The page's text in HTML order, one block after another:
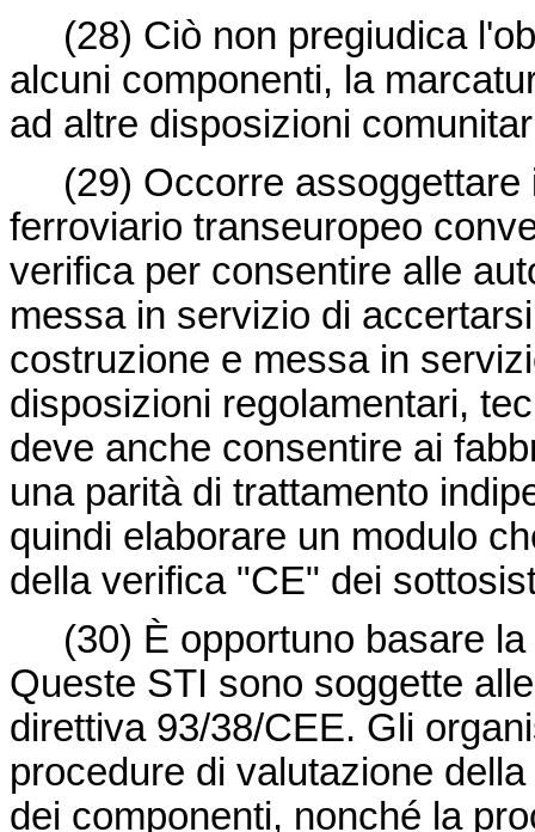
(28) Ciò non pregiudica
alcuni componenti, la
ad altre disposizioni
(29) Occorre
ferroviario transeuropeo
verifica per consentire alle
messa in servizio di
costruzione e messa in
disposizioni regolamentari,
deve anche consentire ai
una parità di trattamento
quindi elaborare un modulo
della verifica "CE" dei
(30) È opportuno basare
Queste STI sono soggette
direttiva 93/38/CEE. Gli
procedure di valutazione
dei componenti, nonché la